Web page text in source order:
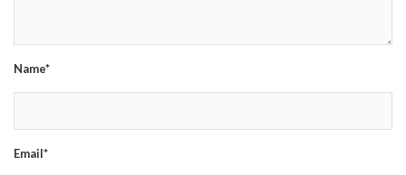
Name*
Email*